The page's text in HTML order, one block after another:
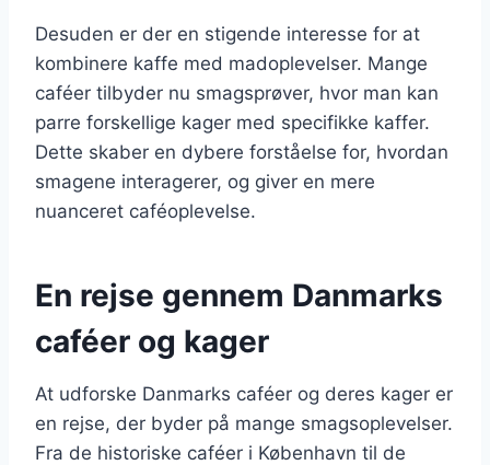
Desuden er der en stigende interesse for at
kombinere kaffe med madoplevelser. Mange
caféer tilbyder nu smagsprøver, hvor man kan
parre forskellige kager med specifikke kaffer.
Dette skaber en dybere forståelse for, hvordan
smagene interagerer, og giver en mere
nuanceret caféoplevelse.
En rejse gennem Danmarks
caféer og kager
At udforske Danmarks caféer og deres kager er
en rejse, der byder på mange smagsoplevelser.
Fra de historiske caféer i København til de